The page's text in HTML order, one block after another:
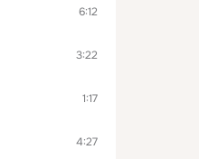
6:12
3:22
1:17
4:27